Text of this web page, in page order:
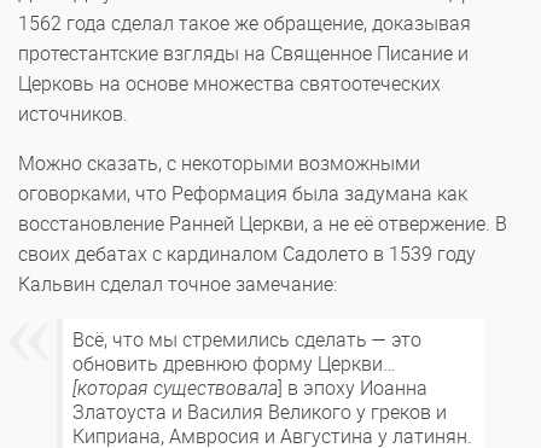
1562 года сделал такое же обращение, доказывая
протестантские взгляды на Священное Писание и
Церковь на основе множества святоотеческих
источников.
Можно сказать, с некоторыми возможными
оговорками, что Реформация была задумана как
восстановление Ранней Церкви, а не её отвержение. В
своих дебатах с кардиналом Садолето в 1539 году
Кальвин сделал точное замечание:
Всё, что мы стремились сделать — это
обновить древнюю форму Церкви…
[которая существовала] в эпоху Иоанна
Златоуста и Василия Великого у греков и
Киприана, Амвросия и Августина у латинян.